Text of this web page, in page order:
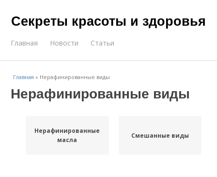
Секреты красоты и здоровья
Главная Новости Статьи
Главная » Нерафинированные виды
Нерафинированные виды
Нерафинированные
масла
Смешанные виды